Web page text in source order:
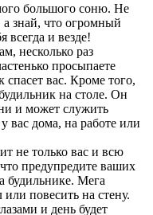
большого соню. Не
знай, что огромный
всегда и везде!
несколько раз
просыпаете
спасет вас. Кроме того,
на столе. Он
и может служить
вас дома, на работе или
не только вас и всю
предупредите ваших
будильнике. Мега
повесить на стену.
и день будет